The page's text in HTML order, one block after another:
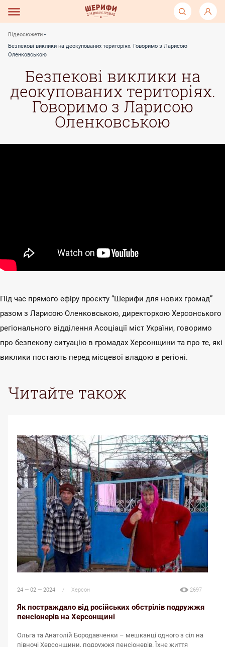
Відеосюжети
Безпекові виклики на деокупованих територіях. Говоримо з Ларисою
Оленковською
Безпекові виклики на
деокупованих територіях.
Говоримо з Ларисою
Оленковською
Під час прямого ефіру проєкту “Шерифи для нових громад”
разом з Ларисою Оленковською, директоркою Херсонського
регіонального відділення Асоціації міст України, говоримо
про безпекову ситуацію в громадах Херсонщини та про те, які
виклики постають перед місцевої владою в регіоні.
Читайте також
24 — 02 — 2024 / Херсон 2697
Як постраждало від російських обстрілів подружжя
пенсіонерів на Херсонщині
Ольга та Анатолій Бородавченки – мешканці одного з сіл на
півночі Херсонщини, подружжя пенсіонерів. Їхнє життя